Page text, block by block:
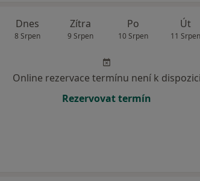
Dnes
8 Srpen
Zítra
9 Srpen
Po
10 Srpen
Út
11 Srpen
Online rezervace termínu není k dispozici
Rezervovat termín